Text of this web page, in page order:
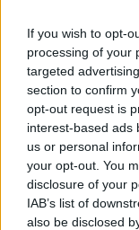
If you wish to opt-
processing of your
targeted
section to confirm
opt-out request is
interest-based ads
us or personal
your opt-out. You
disclosure of your
IAB’s list of
also be disclosed